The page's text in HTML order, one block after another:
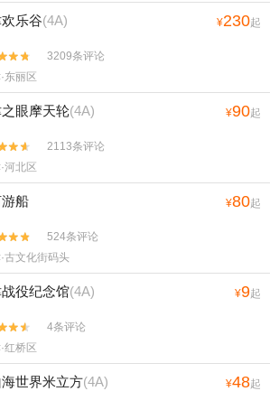
乐谷(4A) ¥230起
3209条评论
东丽区
眼摩天轮(4A) ¥90起
2113条评论
河北区
船 ¥80起
524条评论
古文化街码头
役纪念馆(4A) ¥9起
4条评论
红桥区
世界米立方(4A) ¥48起